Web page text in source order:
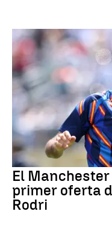
El
primer oferta
Rodri